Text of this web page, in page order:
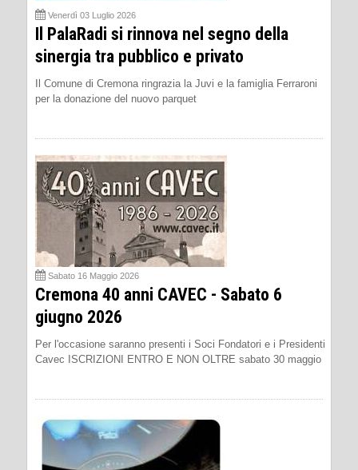
Venerdì 03 Luglio 2026
Il PalaRadi si rinnova nel segno della
sinergia tra pubblico e privato
Il Comune di Cremona ringrazia la Juvi e la famiglia Ferraroni
per la donazione del nuovo parquet
Sabato 16 Maggio 2026
Cremona 40 anni CAVEC - Sabato 6
giugno 2026
Per l'occasione saranno presenti i Soci Fondatori e i Presidenti
Cavec ISCRIZIONI ENTRO E NON OLTRE sabato 30 maggio